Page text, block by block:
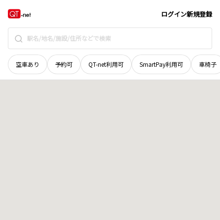
ログイン新規登録
空車あり 予約可 QT-net利用可 SmartPay利用可 車椅子
愛媛県